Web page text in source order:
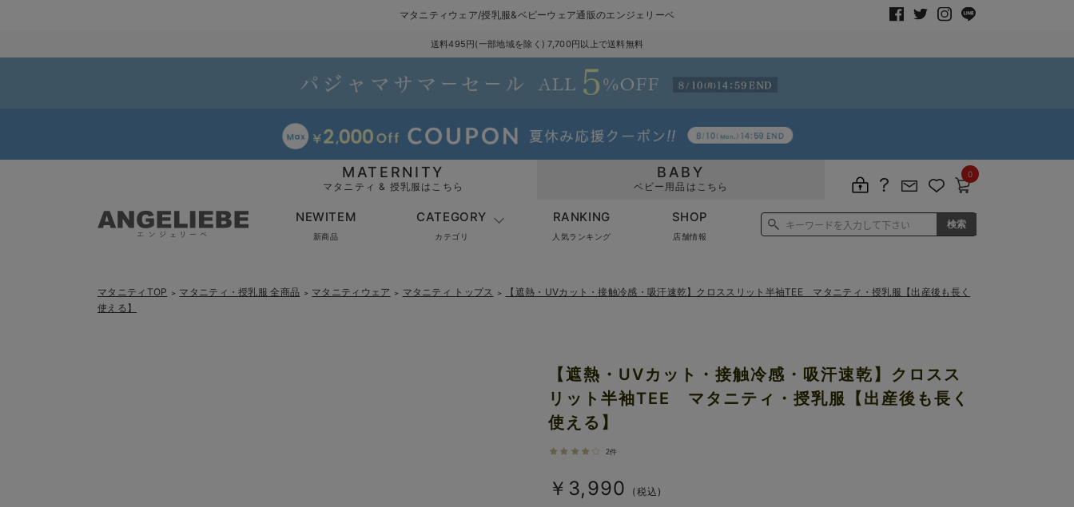
マタニティウェア/授乳服&ベビーウェア通販のエンジェリーベ
送料495円(一部地域を除く) 7,700円以上で送料無料
MATERNITY
マタニティ & 授乳服はこちら
BABY
ベビー用品はこちら
0
NEWITEM
新商品
CATEGORY
カテゴリ
RANKING
人気ランキング
SHOP
店舗情報
マタニティTOP ＞ マタニティ・授乳服 全商品 ＞ マタニティウェア ＞ マタニティ トップス ＞
【遮熱・UVカット・接触冷感・吸汗速乾】クロススリット半袖TEE マタニティ・授乳服【出産後も長く
使える】
【遮熱・UVカット・接触冷感・吸汗速乾】クロスス
リット半袖TEE マタニティ・授乳服【出産後も長く
使える】
2件
￥3,990 (税込)